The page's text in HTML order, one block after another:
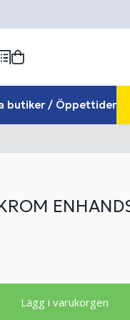
butiker / Öppettider
Lägg i varukorgen